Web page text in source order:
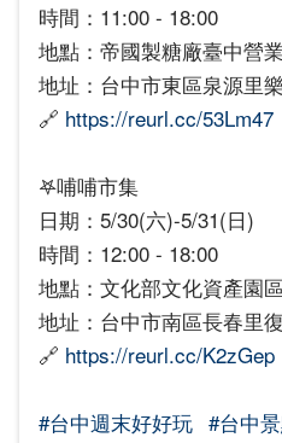
時間：11:00 - 18:00
地點：帝國製糖廠臺中營
地址：台中市東區泉源里
🔗 https://reurl.cc/53Lm47
𖤐哺哺市集
日期：5/30(六)-5/31(日)
時間：12:00 - 18:00
地點：文化部文化資產園
地址：台中市南區長春里
🔗 https://reurl.cc/K2zGep
#台中週末好好玩 #台中